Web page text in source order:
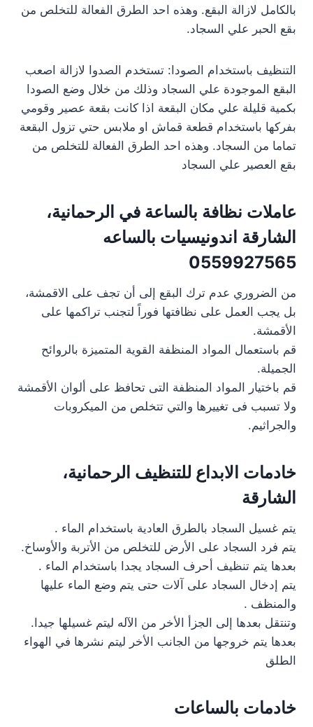
بالكامل لازالة البقع. وهذه احد الطرق الفعالة للتخلص من
بقع الحبر علي السجاد.
التنظيف باستخدام الصودا: تستخدم الصدوا لازالة اصعب
البقع الموجودة علي السجاد وذلك من خلال وضع الصودا
بكمية قليلة علي مكان البقعة اذا كانت بقعة عصير وقومي
بفركها باستخدام قطعة قماش او ملابس حتي تزول البقعة
تماما من السجاد. وهذه احد الطرق الفعالة للتخلص من
بقع العصير علي السجاد
عاملات نظافة بالساعة في الرحمانية،
الشارقة اندونيسيات بالساعه
0559927565
من الضروري عدم ترك البقع إلى أن تجف على الاقمشة،
بل يجب العمل على نظافتها فوراً لتجنب تراكمها على
الأقمشة.
قم باستعمال المواد المنظفة القوية المتميزة بالروائح
الجميلة.
قم باختيار المواد المنظفة التى تحافظ على ألوان الأقمشة
ولا تسبب فى تغييرها والتي تتخلص من الميكروبات
والجراثيم.
خادمات الابداع للتنظيف الرحمانية،
الشارقة
يتم غسيل السجاد بالطرق العادية باستخدام الماء .
يتم فرد السجاد على الأرض للتخلص من الأتربة والأوساخ.
بعدها يتم تنظيف أحرف السجاد يجدا باستخدام الماء .
يتم إدخال السجاد على آلات حتى يتم وضع الماء عليها
والمنظف .
وتنتقل بعدها إلى الجزأ الأخر من الآله ليتم غسيلها جيدا.
بعدها يتم خروجها من الجانب الأخر ليتم نشرها في الهواء
الطلق
خادمات بالساعات